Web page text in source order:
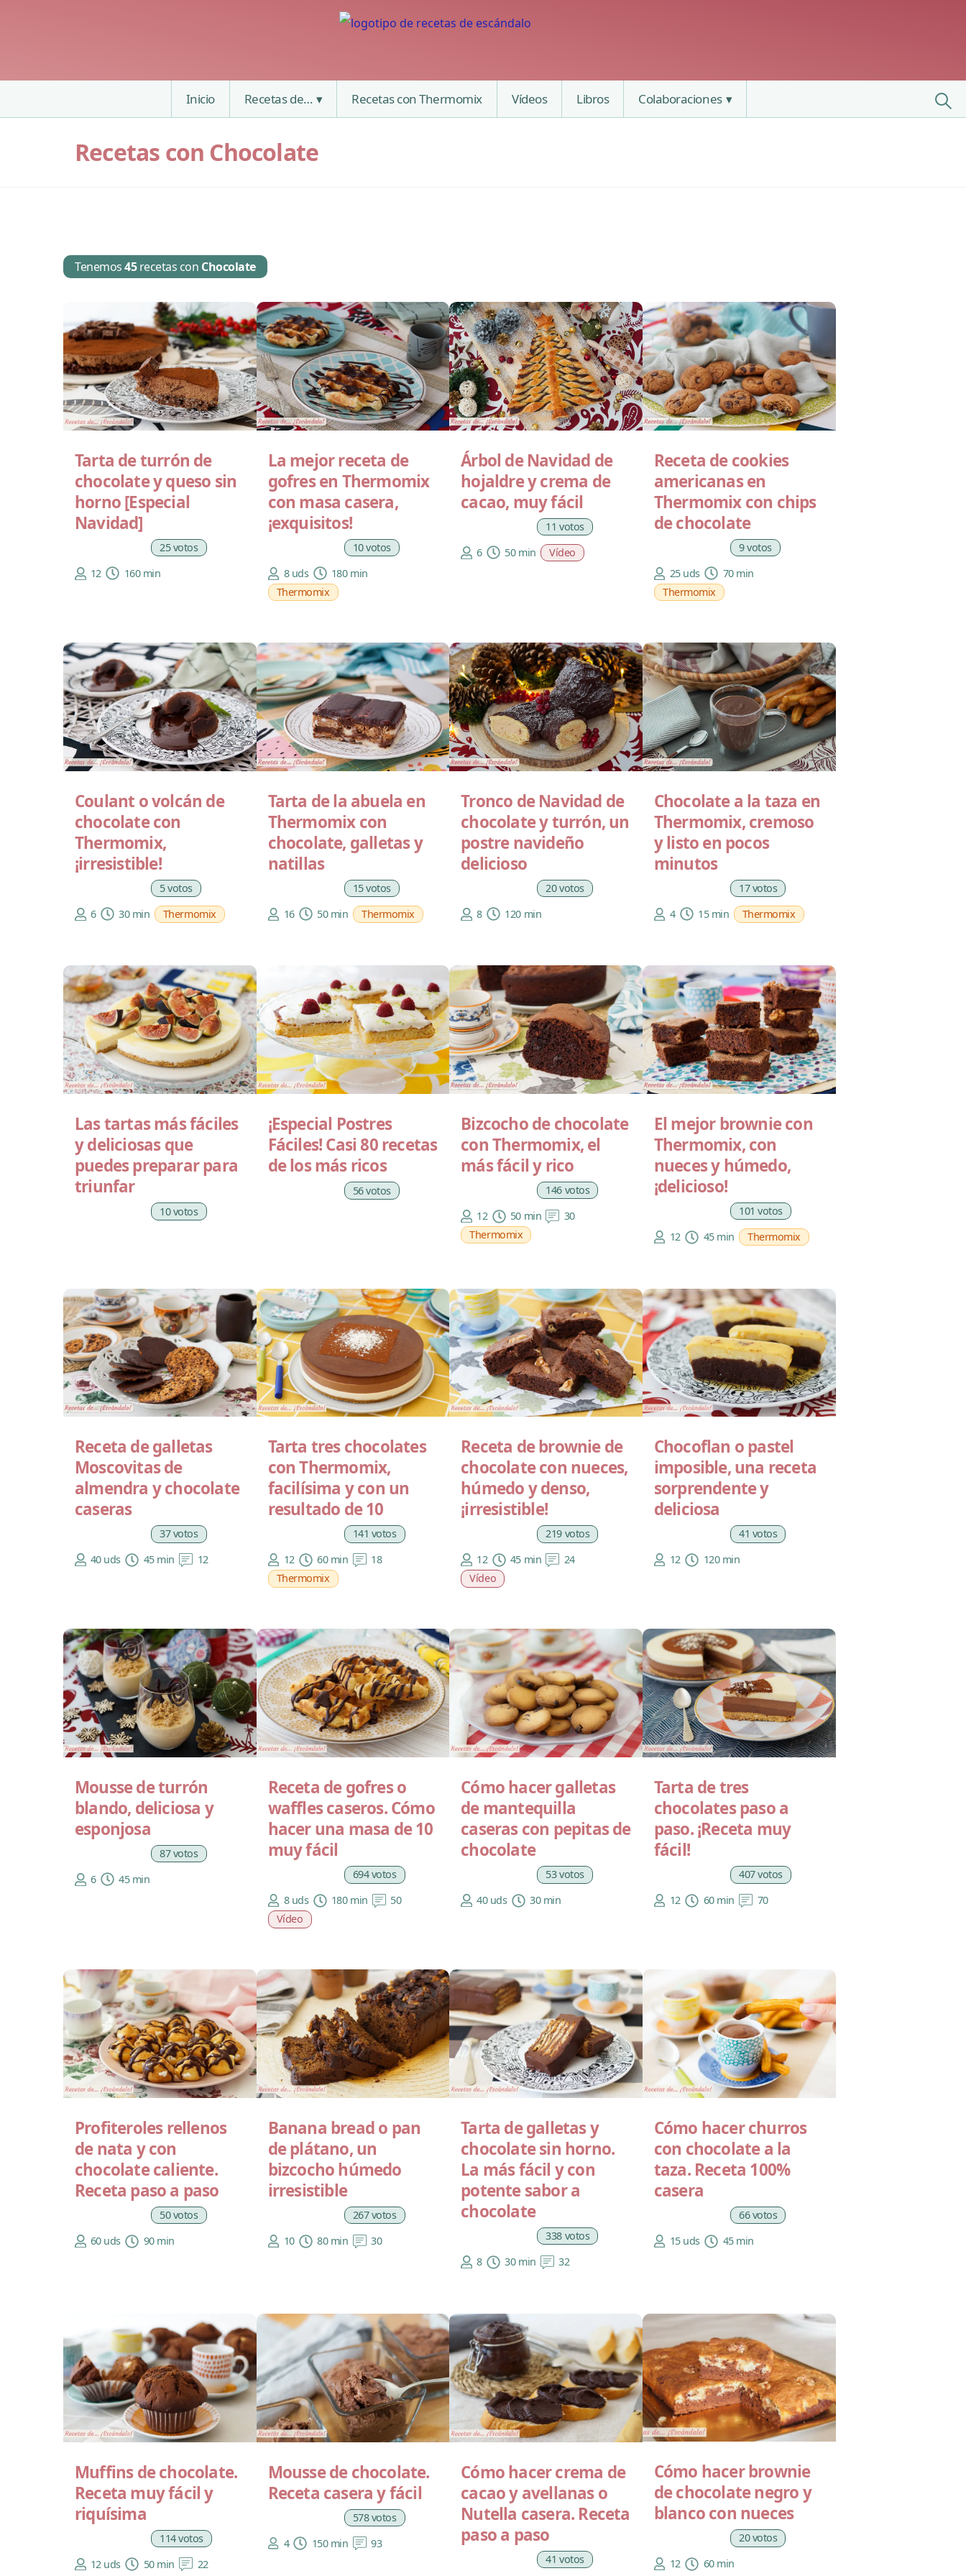
Inicio Recetas de… Recetas con Thermomix Vídeos Libros Colaboraciones
Recetas con Chocolate
Tenemos45recetas con Chocolate
Tarta de turrón de
chocolate y queso sin
horno [Especial
Navidad]
25 votos
12
160 min
La mejor receta de
gofres en Thermomix
con masa casera,
¡exquisitos!
10 votos
8 uds
180 min
Thermomix
Árbol de Navidad de
hojaldre y crema de
cacao, muy fácil
11 votos
6
50 min Vídeo
Receta de cookies
americanas en
Thermomix con chips
de chocolate
9 votos
25 uds
70 min
Thermomix
Coulant o volcán de
chocolate con
Thermomix,
¡irresistible!
5 votos
6
30 min Thermomix
Tarta de la abuela en
Thermomix con
chocolate, galletas y
natillas
15 votos
16
50 min Thermomix
Tronco de Navidad de
chocolate y turrón, un
postre navideño
delicioso
20 votos
8
120 min
Chocolate a la taza en
Thermomix, cremoso
y listo en pocos
minutos
17 votos
4
15 min Thermomix
Las tartas más fáciles
y deliciosas que
puedes preparar para
triunfar
10 votos
¡Especial Postres
Fáciles! Casi 80 recetas
de los más ricos
56 votos
Bizcocho de chocolate
con Thermomix, el
más fácil y rico
146 votos
12
50 min
30
Thermomix
El mejor brownie con
Thermomix, con
nueces y húmedo,
¡delicioso!
101 votos
12
45 min Thermomix
Receta de galletas
Moscovitas de
almendra y chocolate
caseras
37 votos
40 uds
45 min 12
Tarta tres chocolates
con Thermomix,
facilísima y con un
resultado de 10
141 votos
12
60 min
18
Thermomix
Receta de brownie de
chocolate con nueces,
húmedo y denso,
¡irresistible!
219 votos
12
45 min
24
Vídeo
Chocoflan o pastel
imposible, una receta
sorprendente y
deliciosa
41 votos
12
120 min
Mousse de turrón
blando, deliciosa y
esponjosa
87 votos
6
45 min
Receta de gofres o
waffles caseros. Cómo
hacer una masa de 10
muy fácil
694 votos
8 uds
180 min
50
Vídeo
Cómo hacer galletas
de mantequilla
caseras con pepitas de
chocolate
53 votos
40 uds
30 min
Tarta de tres
chocolates paso a
paso. ¡Receta muy
fácil!
407 votos
12
60 min 70
Profiteroles rellenos
de nata y con
chocolate caliente.
Receta paso a paso
50 votos
60 uds
90 min
Banana bread o pan
de plátano, un
bizcocho húmedo
irresistible
267 votos
10
80 min 30
Tarta de galletas y
chocolate sin horno.
La más fácil y con
potente sabor a
chocolate
338 votos
8
30 min 32
Cómo hacer churros
con chocolate a la
taza. Receta 100%
casera
66 votos
15 uds
45 min
Muffins de chocolate.
Receta muy fácil y
riquísima
114 votos
12 uds
50 min 22
Mousse de chocolate.
Receta casera y fácil
578 votos
4
150 min 93
Cómo hacer crema de
cacao y avellanas o
Nutella casera. Receta
paso a paso
41 votos
Cómo hacer brownie
de chocolate negro y
blanco con nueces
20 votos
12
60 min